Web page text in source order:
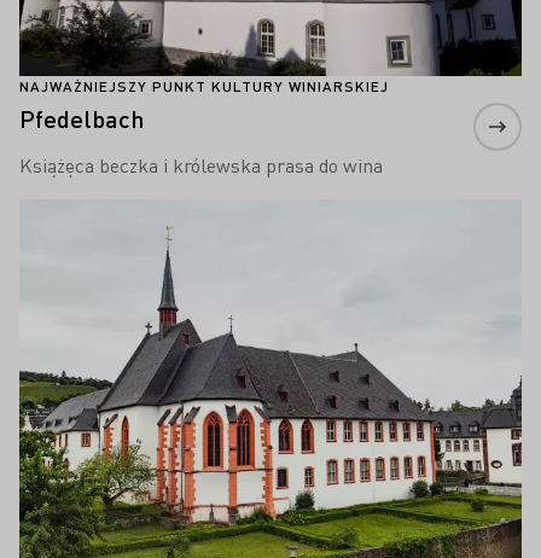
NAJWAŻNIEJSZY PUNKT KULTURY WINIARSKIEJ
Pfedelbach
Książęca beczka i królewska prasa do wina